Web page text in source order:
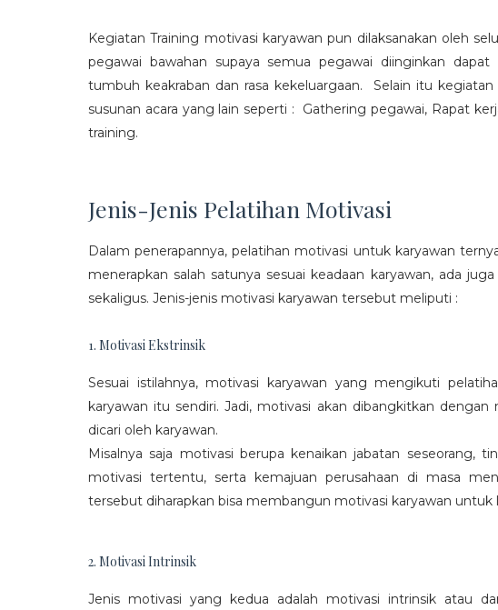
Kegiatan Training motivasi karyawan pun dilaksanakan oleh
pegawai bawahan supaya semua pegawai diinginkan
tumbuh keakraban dan rasa kekeluargaan. Selain itu
susunan acara yang lain seperti : Gathering pegawai, Rapat
training.
Jenis-Jenis Pelatihan Motivasi
Dalam penerapannya, pelatihan motivasi untuk karyawan
menerapkan salah satunya sesuai keadaan karyawan, ada
sekaligus. Jenis-jenis motivasi karyawan tersebut meliputi :
1. Motivasi Ekstrinsik
Sesuai istilahnya, motivasi karyawan yang mengikuti
karyawan itu sendiri. Jadi, motivasi akan dibangkitkan
dicari oleh karyawan.
Misalnya saja motivasi berupa kenaikan jabatan seseorang,
motivasi tertentu, serta kemajuan perusahaan di masa
tersebut diharapkan bisa membangun motivasi karyawan untuk
2. Motivasi Intrinsik
Jenis motivasi yang kedua adalah motivasi intrinsik atau